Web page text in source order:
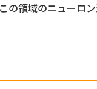
の領域のニューロ